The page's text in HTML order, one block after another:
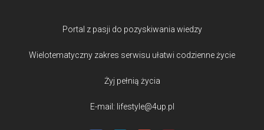
Portal z pasji do pozyskiwania wiedzy
Wielotematyczny zakres serwisu ułatwi codzienne życie
Żyj pełnią życia
E-mail: lifestyle@4up.pl